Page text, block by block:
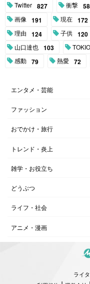
Twitter 827 衝撃
画像 191 現在 172
理由 124 子供 120
山口達也 103 TOKIO
感動 79 熱愛 72
エンタメ・芸能
ファッション
おでかけ・旅行
トレンド・炎上
雑学・お役立ち
どうぶつ
ライフ・社会
アニメ・漫画
ライ